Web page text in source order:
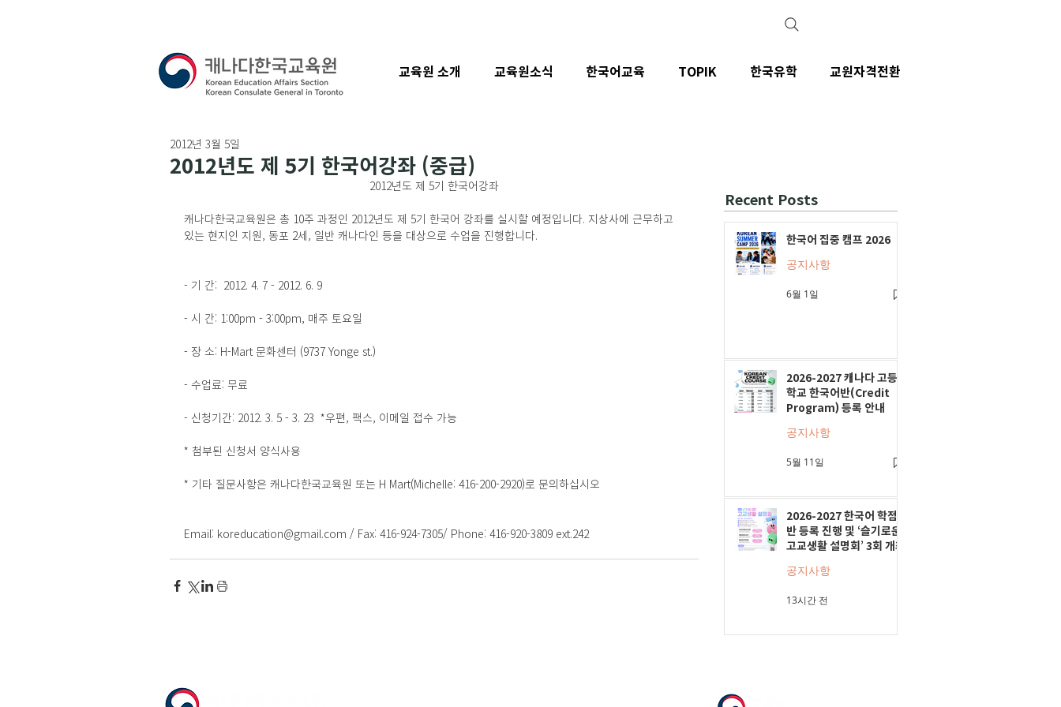
2012년도 제 5기 한국어강좌 (중급)
2012년 3월 5일
2012년도 제 5기 한국어강좌
캐나다한국교육원은 총 10주 과정인 2012년도 제 5기 한국어 강좌를 실시할 예정입니다. 지상사에 근무하고
있는 현지인 지원, 동포 2세, 일반 캐나다인 등을 대상으로 수업을 진행합니다.
- 기 간:  2012. 4. 7 - 2012. 6. 9
- 시 간: 1:00pm - 3:00pm, 매주 토요일
- 장 소: H-Mart 문화센터 (9737 Yonge st.)
- 수업료: 무료
- 신청기간: 2012. 3. 5 - 3. 23  *우편, 팩스, 이메일 접수 가능
* 첨부된 신청서 양식사용
* 기타 질문사항은 캐나다한국교육원 또는 H Mart(Michelle: 416-200-2920)로 문의하십시오
Email: koreducation@gmail.com / Fax: 416-924-7305/ Phone: 416-920-3809 ext.242
Recent Posts
한국어 집중 캠프 2026
공지사항
6월 1일
2026-2027 캐나다 고등
학교 한국어반(Credit
Program) 등록 안내
공지사항
5월 11일
2026-2027 한국어 학점
반 등록 진행 및 ‘슬기로운
고교생활 설명회’ 3회 개최
공지사항
13시간 전
교육원 소개 교육원소식 한국어교육 TOPIK 한국유학 교원자격전환